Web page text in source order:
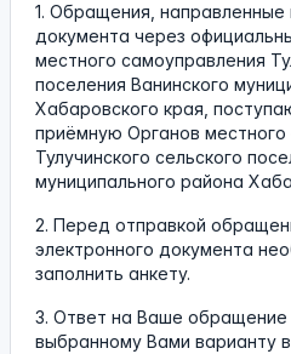
1. Обращения, направленные
документа через
местного самоуправления
поселения Ванинского
Хабаровского края,
приёмную Органов местного
Тулучинского сельского
муниципального района
2. Перед отправкой
электронного документа
заполнить анкету.
3. Ответ на Ваше обращение
выбранному Вами варианту